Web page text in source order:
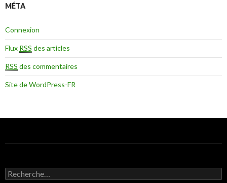
MÉTA
Connexion
Flux RSS des articles
RSS des commentaires
Site de WordPress-FR
Recherche pour :